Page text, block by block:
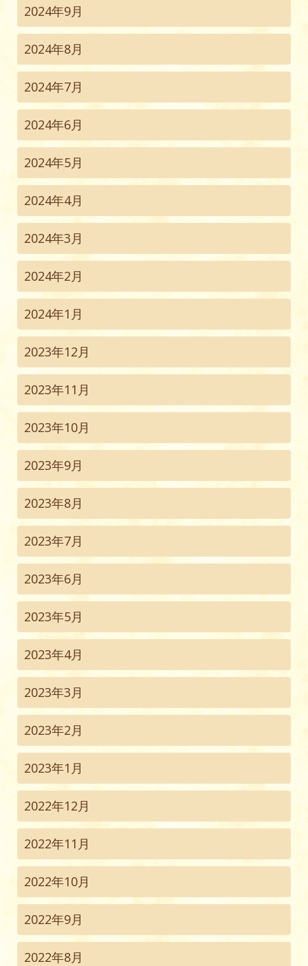
2024年9月
2024年8月
2024年7月
2024年6月
2024年5月
2024年4月
2024年3月
2024年2月
2024年1月
2023年12月
2023年11月
2023年10月
2023年9月
2023年8月
2023年7月
2023年6月
2023年5月
2023年4月
2023年3月
2023年2月
2023年1月
2022年12月
2022年11月
2022年10月
2022年9月
2022年8月